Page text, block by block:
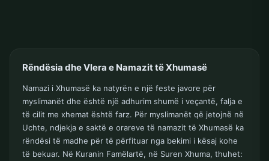
Rëndësia dhe Vlera e Namazit të Xhumasë
Namazi i Xhumasë ka natyrën e një feste javore për
myslimanët dhe është një adhurim shumë i veçantë, falja e
të cilit me xhemat është farz. Për myslimanët që jetojnë në
Uchte, ndjekja e saktë e orareve të namazit të Xhumasë ka
rëndësi të madhe për të përfituar nga bekimi i kësaj kohe
të bekuar. Në Kuranin Famëlartë, në Suren Xhuma, thuhet: